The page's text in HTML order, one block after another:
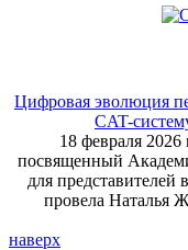
Цифровая эволюция
CAT-
18 февраля
посвященный
для
провела Наталья
наверх